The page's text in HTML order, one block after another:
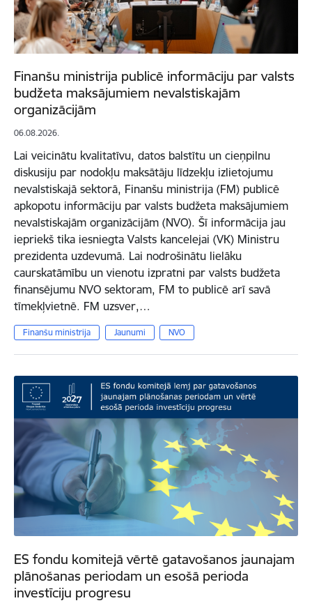
Finanšu ministrija publicē informāciju par valsts
budžeta maksājumiem nevalstiskajām
organizācijām
06.08.2026.
Lai veicinātu kvalitatīvu, datos balstītu un cieņpilnu
diskusiju par nodokļu maksātāju līdzekļu izlietojumu
nevalstiskajā sektorā, Finanšu ministrija (FM) publicē
apkopotu informāciju par valsts budžeta maksājumiem
nevalstiskajām organizācijām (NVO). Šī informācija jau
iepriekš tika iesniegta Valsts kancelejai (VK) Ministru
prezidenta uzdevumā. Lai nodrošinātu lielāku
caurskatāmību un vienotu izpratni par valsts budžeta
finansējumu NVO sektoram, FM to publicē arī savā
tīmekļvietnē. FM uzsver,…
Finanšu ministrija Jaunumi NVO
ES fondu komitejā vērtē gatavošanos jaunajam
plānošanas periodam un esošā perioda
investīciju progresu